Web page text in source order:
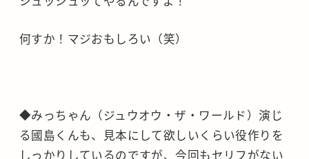
何すか！マジおもしろい（笑）
◆みっちゃん（ジュウオウ・ザ・ワールド）演じ
る國島くんも、見本にして欲しいくらい役作りを
しっかりしているのですが、今回もセリフがない